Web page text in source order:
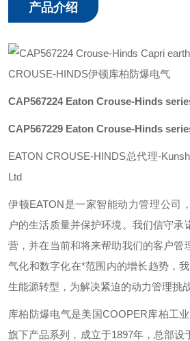
产品介绍
CROUSE-HINDS伊顿库柏防爆电气
CAP567224 Eaton Crouse-Hinds
CAP567229 Eaton Crouse-Hinds
EATON CROUSE-HINDS总代理-
Ltd
伊顿EATON是一家智能动力管理公司
户的生活质量并保护环境。我们信守承
营，并在当前和将来帮助我们的客户管
气化和数字化在*范围内的增长趋势，
生能源转型，为解决紧迫的动力管理挑
库柏防爆电气是美国COOPER库柏工
旗下产品系列，成立于1897年，总部设